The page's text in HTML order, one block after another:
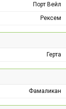
Порт Вейл
Рексем
Герта
Фамаликан